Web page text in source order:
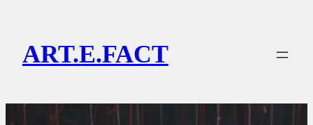
kontenART.E.FACT